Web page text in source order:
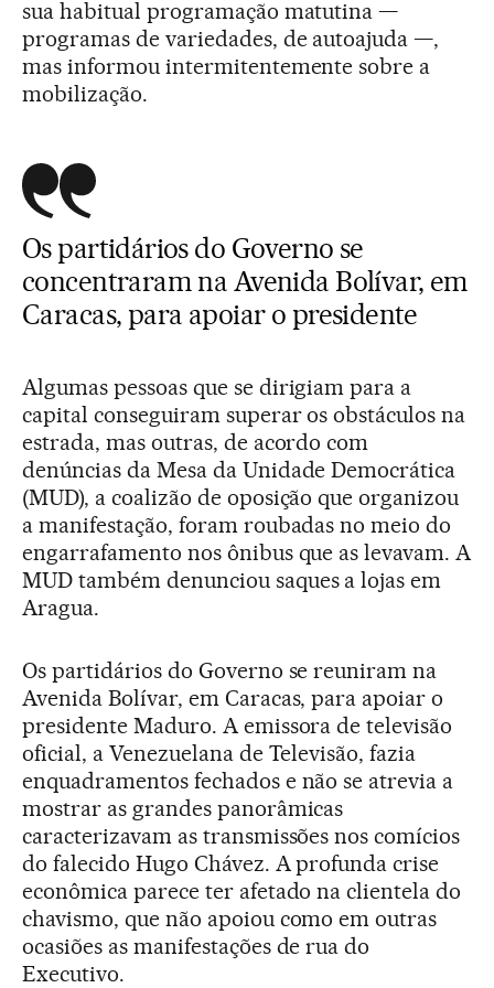
sua habitual programação matutina —
programas de variedades, de autoajuda —,
mas informou intermitentemente sobre a
mobilização.
Os partidários do Governo se
concentraram na Avenida Bolívar, em
Caracas, para apoiar o presidente
Algumas pessoas que se dirigiam para a
capital conseguiram superar os obstáculos na
estrada, mas outras, de acordo com
denúncias da Mesa da Unidade Democrática
(MUD), a coalizão de oposição que organizou
a manifestação, foram roubadas no meio do
engarrafamento nos ônibus que as levavam. A
MUD também denunciou saques a lojas em
Aragua.
Os partidários do Governo se reuniram na
Avenida Bolívar, em Caracas, para apoiar o
presidente Maduro. A emissora de televisão
oficial, a Venezuelana de Televisão, fazia
enquadramentos fechados e não se atrevia a
mostrar as grandes panorâmicas
caracterizavam as transmissões nos comícios
do falecido Hugo Chávez. A profunda crise
econômica parece ter afetado na clientela do
chavismo, que não apoiou como em outras
ocasiões as manifestações de rua do
Executivo.